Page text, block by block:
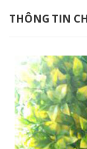
THÔNG TIN